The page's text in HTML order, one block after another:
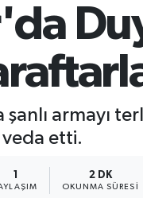
armayı
etti.
1 2 DK
OKUNMA SÜRESI